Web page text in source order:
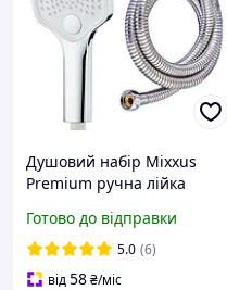
Душовий набір Mixxus
Premium ручна лійка
душовий шланг 150-200
см з латунними гайками
0025-2788
Готово до відправки
5.0 (6)
від58₴/міс